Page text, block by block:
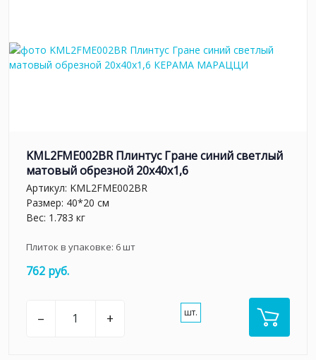
KML2FME002BR Плинтус Гране синий светлый
матовый обрезной 20x40x1,6
Артикул: KML2FME002BR
Размер: 40*20 см
Вес: 1.783 кг
Плиток в упаковке: 6шт
762 руб.
– + шт.